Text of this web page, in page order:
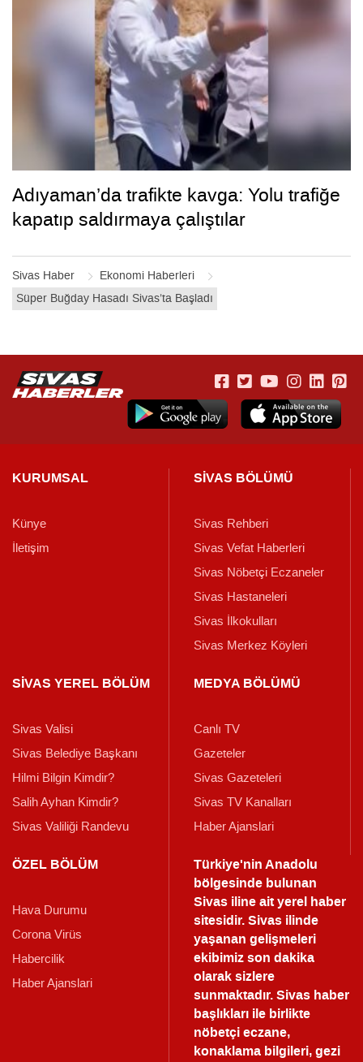
Sivas Haber
Ekonomi Haberleri
Süper Buğday Hasadı Sivas’ta Başladı
Adıyaman’da trafikte kavga: Yolu trafiğe
kapatıp saldırmaya çalıştılar
KURUMSAL
Künye
İletişim
SİVAS BÖLÜMÜ
Sivas Rehberi
Sivas Vefat Haberleri
Sivas Nöbetçi Eczaneler
Sivas Hastaneleri
Sivas İlkokulları
Sivas Merkez Köyleri
SİVAS YEREL BÖLÜM
Sivas Valisi
Sivas Belediye Başkanı
Hilmi Bilgin Kimdir?
Salih Ayhan Kimdir?
Sivas Valiliği Randevu
MEDYA BÖLÜMÜ
Canlı TV
Gazeteler
Sivas Gazeteleri
Sivas TV Kanalları
Haber Ajanslari
ÖZEL BÖLÜM
Hava Durumu
Corona Virüs
Habercilik
Haber Ajanslari
Türkiye'nin Anadolu
bölgesinde bulunan
Sivas iline ait yerel haber
sitesidir. Sivas ilinde
yaşanan gelişmeleri
ekibimiz son dakika
olarak sizlere
sunmaktadır.Sivas haber
başlıkları ile birlikte
nöbetçi eczane,
konaklama bilgileri, gezi